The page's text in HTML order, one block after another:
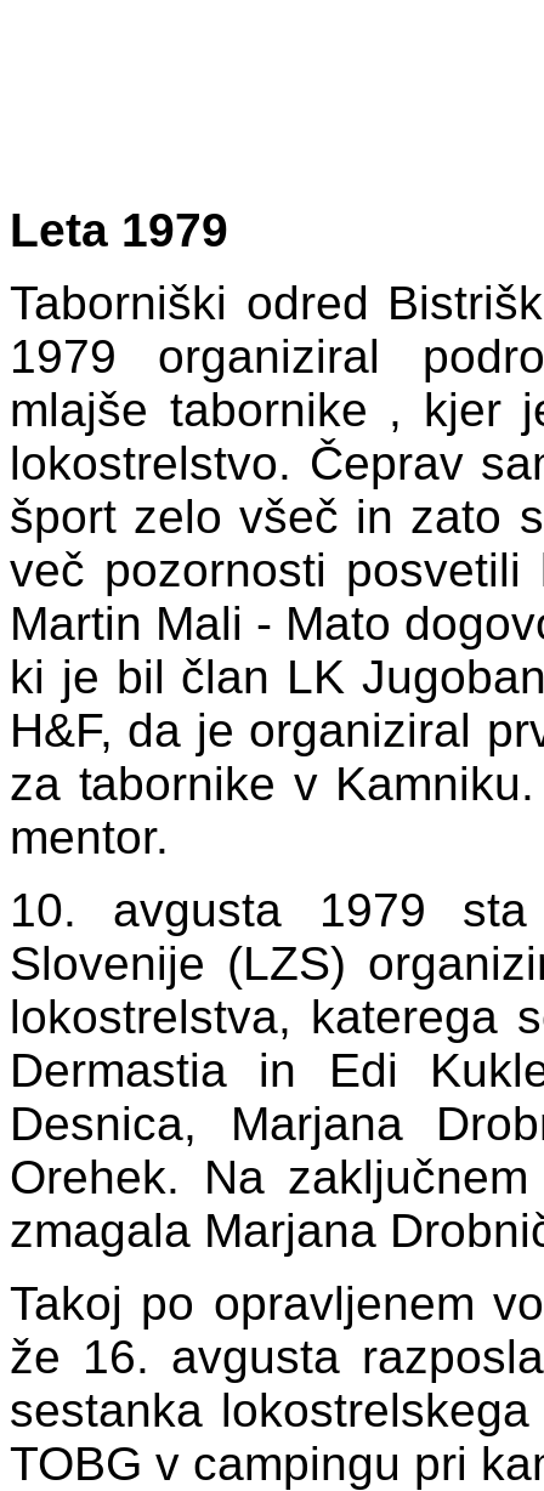
Leta 1979
Taborniški odred
1979 organiziral
mlajše tabornike , kjer
lokostrelstvo. Čeprav
šport zelo všeč in zato
več pozornosti
Martin Mali - Mato
ki je bil član LK
H&F, da je organiziral
za tabornike v
mentor.
10. avgusta 1979
Slovenije (LZS)
lokostrelstva, katerega
Dermastia in Edi
Desnica, Marjana
Orehek. Na
zmagala Marjana
Takoj po opravljenem
že 16. avgusta
sestanka
TOBG v campingu pri